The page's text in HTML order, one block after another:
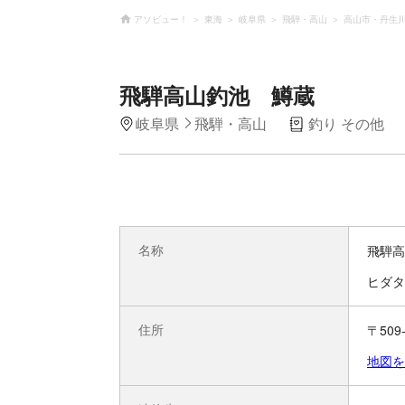
アソビュー！ 東海 岐阜県 飛騨・高山 高山市・丹生
飛騨高山釣池 鱒蔵
岐阜県 飛騨・高山 釣り その他
名称
飛騨
ヒダ
住所
〒
地図